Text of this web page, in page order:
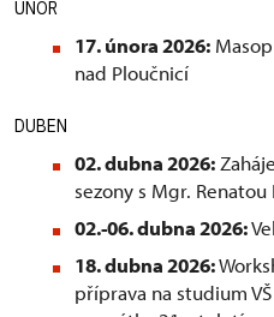
ÚNOR
17. února 2026:
nad Ploučnicí
DUBEN
02. dubna 2026:
sezony s Mgr. Renatou
02.-06. dubna 2026:
18. dubna 2026:
příprava na studium